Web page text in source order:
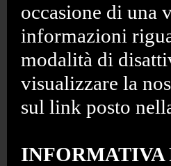
occasione di una
informazioni
modalità di
visualizzare la
sul link posto
INFORMATIVA